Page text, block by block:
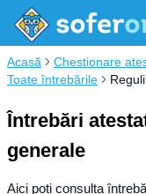
Acasă Chestionare
Toate întrebările
Întrebări
generale
Aici poți consulta